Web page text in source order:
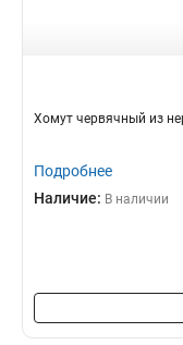
Хомут червячный из
Подробнее
Наличие: В наличии